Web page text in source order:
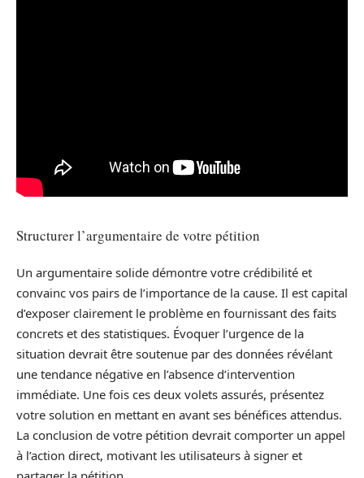
Structurer l’argumentaire de votre pétition
Un argumentaire solide démontre votre crédibilité et
convainc vos pairs de l’importance de la cause. Il est capital
d’exposer clairement le problème en fournissant des faits
concrets et des statistiques. Évoquer l’urgence de la
situation devrait être soutenue par des données révélant
une tendance négative en l’absence d’intervention
immédiate. Une fois ces deux volets assurés, présentez
votre solution en mettant en avant ses bénéfices attendus.
La conclusion de votre pétition devrait comporter un appel
à l’action direct, motivant les utilisateurs à signer et